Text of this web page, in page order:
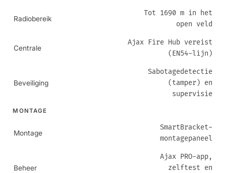
Radiobereik
Tot 1690 m in het
open veld
Centrale
Ajax Fire Hub vereist
(EN54-lijn)
Beveiliging
Sabotagedetectie
(tamper) en
supervisie
MONTAGE
Montage
SmartBracket-
montagepaneel
Beheer
Ajax PRO-app,
zelftest en